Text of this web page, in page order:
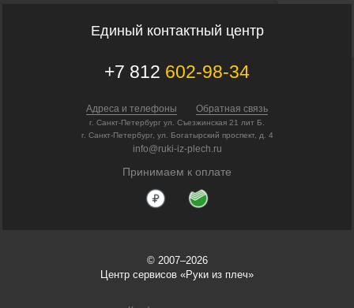
Единый контактный центр
+7 812 602-98-34
Адреса и телефоны Обратная связь
г. Санкт-Петербург ул. Съезжинская 21 лит Б.
г. Санкт-Петербург, ул. Богатырский проспект, д. 4
info@ruki-iz-plech.ru
Принимаем к оплате
© 2007–2026
Центр сервисов «Руки из плеч»